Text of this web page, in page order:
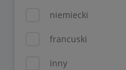
niemiecki
francuski
inny